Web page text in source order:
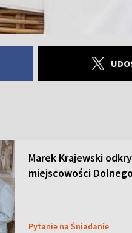
Marek Krajewski
miejscowości
Pytanie na Śniadanie